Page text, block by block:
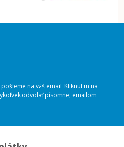
na váš email. Kliknutím na
odvolať písomne, emailom